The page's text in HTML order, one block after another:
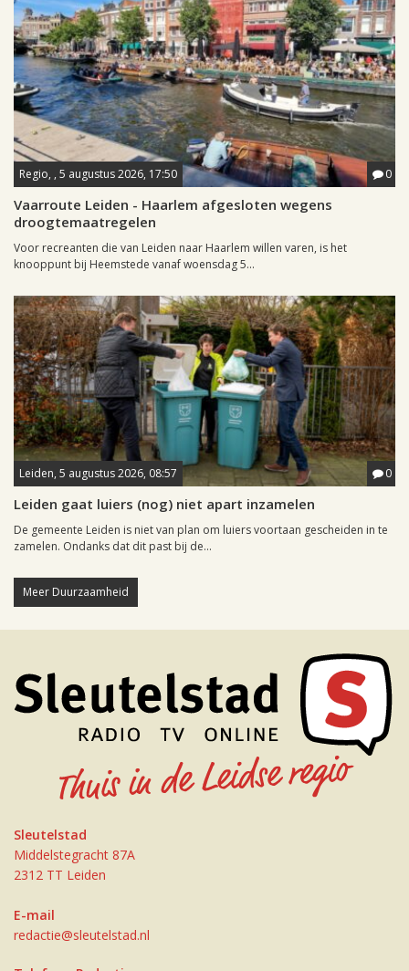
Regio, , 5 augustus 2026, 17:50 0
Vaarroute Leiden - Haarlem afgesloten wegens
droogtemaatregelen
Voor recreanten die van Leiden naar Haarlem willen varen, is het
knooppunt bij Heemstede vanaf woensdag 5...
Leiden, 5 augustus 2026, 08:57 0
Leiden gaat luiers (nog) niet apart inzamelen
De gemeente Leiden is niet van plan om luiers voortaan gescheiden in te
zamelen. Ondanks dat dit past bij de...
Meer Duurzaamheid
Sleutelstad
Middelstegracht 87A
2312 TT Leiden
E-mail
redactie@sleutelstad.nl